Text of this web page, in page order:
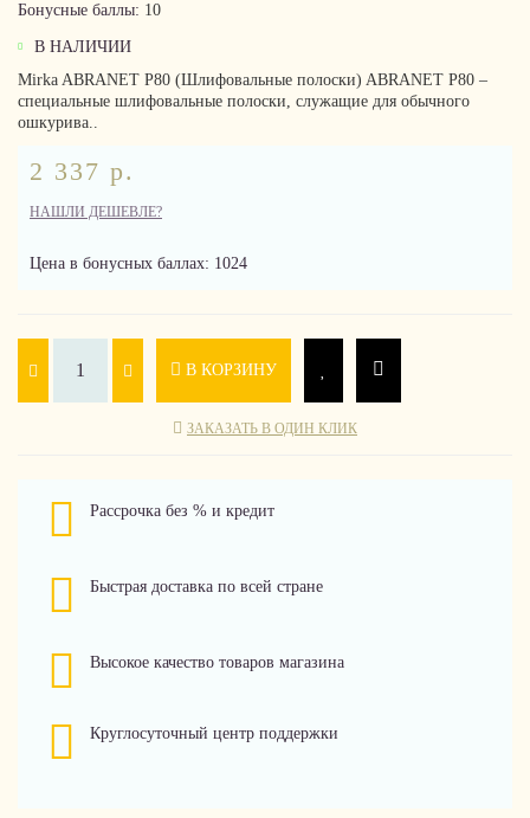
Бонусные баллы: 10
В НАЛИЧИИ
Mirka ABRANET P80 (Шлифовальные полоски) ABRANET P80 –
специальные шлифовальные полоски, служащие для обычного
ошкурива..
2 337 р.
НАШЛИ ДЕШЕВЛЕ?
Цена в бонусных баллах: 1024
В КОРЗИНУ
ЗАКАЗАТЬ В ОДИН КЛИК
Рассрочка без % и кредит
Быстрая доставка по всей стране
Высокое качество товаров магазина
Круглосуточный центр поддержки